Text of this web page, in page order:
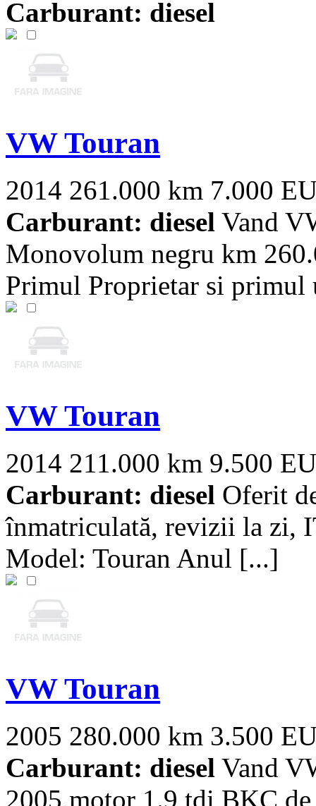
Carburant: diesel
VW Touran
2014 261.000 km 7.000
Carburant: diesel Vand
Monovolum negru km
Primul Proprietar si
VW Touran
2014 211.000 km 9.500
Carburant: diesel Oferit
înmatriculată, revizii la zi,
Model: Touran Anul [...]
VW Touran
2005 280.000 km 3.500
Carburant: diesel Vand
2005,motor 1.9 tdi BKC